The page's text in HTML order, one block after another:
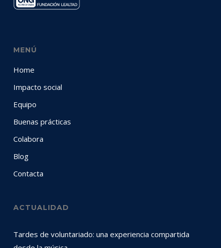
MENÚ
Home
Impacto social
Equipo
Buenas prácticas
Colabora
Blog
Contacta
ACTUALIDAD
Tardes de voluntariado: una experiencia compartida